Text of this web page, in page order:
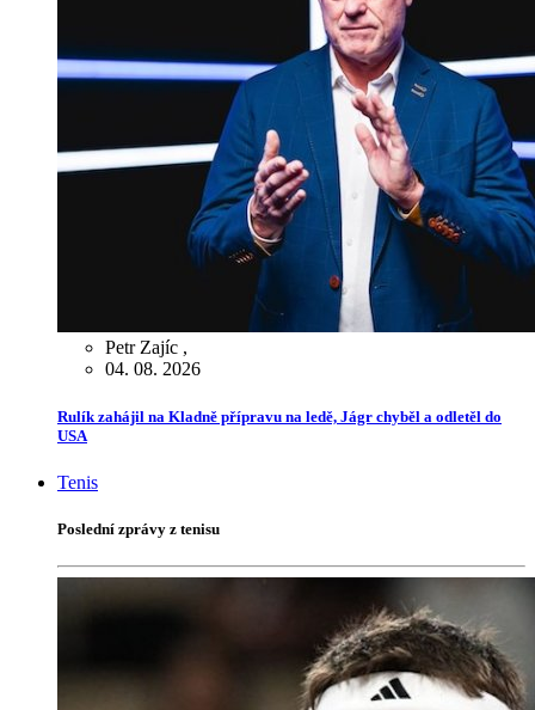
Petr Zajíc ,
04. 08. 2026
Rulík zahájil na Kladně přípravu na ledě, Jágr chyběl a odletěl do
USA
Tenis
Poslední zprávy z tenisu